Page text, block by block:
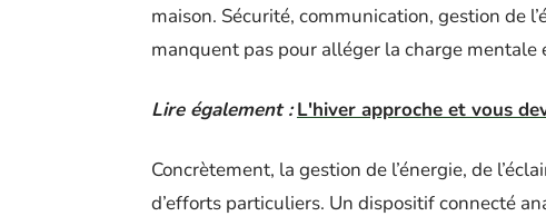
maison. Sécurité, communication, gestion de
manquent pas pour alléger la charge mentale
Lire également : L'hiver approche et vous
Concrètement, la gestion de l’énergie, de
d’efforts particuliers. Un dispositif connecté